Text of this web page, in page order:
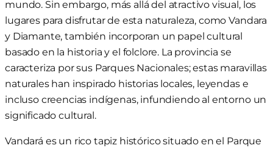
mundo. Sin embargo, más allá del atractivo visual, los
lugares para disfrutar de esta naturaleza, como Vandara
y Diamante, también incorporan un papel cultural
basado en la historia y el folclore. La provincia se
caracteriza por sus Parques Nacionales; estas maravillas
naturales han inspirado historias locales, leyendas e
incluso creencias indígenas, infundiendo al entorno un
significado cultural.
Vandará es un rico tapiz histórico situado en el Parque